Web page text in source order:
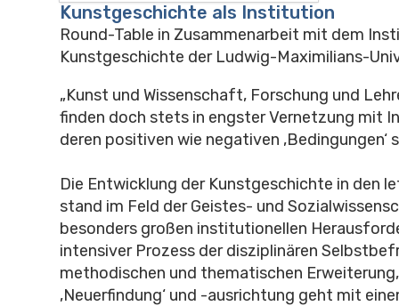
Kunstgeschichte als Institution
Round-Table in Zusammenarbeit mit dem
Kunstgeschichte der Ludwig-Maximilians-
„Kunst und Wissenschaft, Forschung und
finden doch stets in engster Vernetzung mit
deren positiven wie negativen ‚Bedingungen‘
Die Entwicklung der Kunstgeschichte in den
stand im Feld der Geistes- und
besonders großen institutionellen
intensiver Prozess der disziplinären
methodischen und thematischen
‚Neuerfindung‘ und -ausrichtung geht mit